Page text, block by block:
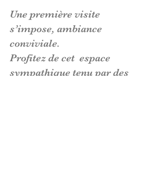
Une première visite
s’impose, ambiance
conviviale.
Profitez de cet espace
sympathique tenu par des